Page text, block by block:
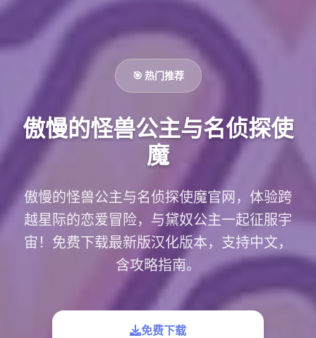
🎯 热门推荐
傲慢的怪兽公主与名侦探使
魔
傲慢的怪兽公主与名侦探使魔官网，体验跨
越星际的恋爱冒险，与黛奴公主一起征服宇
宙！免费下载最新版汉化版本，支持中文，
含攻略指南。
免费下载